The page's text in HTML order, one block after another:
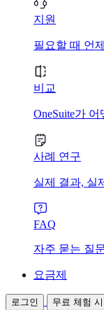
지원
필요할 때 언
비교
OneSuite가
사례 연구
실제 결과, 실
FAQ
자주 묻는 질
요금제
로그인 무료 체험